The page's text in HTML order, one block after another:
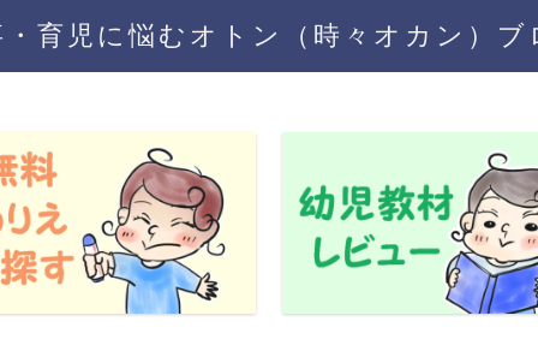
・育児に悩むオトン（時々オカン）ブ